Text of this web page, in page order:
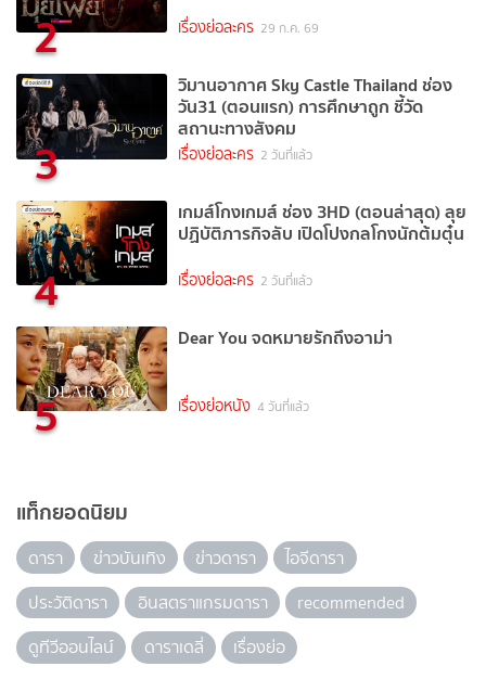
2 เรื่องย่อละคร 29 ก.ค. 69
3
วิมานอากาศ Sky Castle Thailand ช่อง
วัน31 (ตอนแรก) การศึกษาถูก ชี้วัด
สถานะทางสังคม
เรื่องย่อละคร 2 วันที่แล้ว
4
เกมส์โกงเกมส์ ช่อง 3HD (ตอนล่าสุด) ลุย
ปฏิบัติภารกิจลับ เปิดโปงกลโกงนักต้มตุ๋น
เรื่องย่อละคร 2 วันที่แล้ว
5
Dear You จดหมายรักถึงอาม่า
เรื่องย่อหนัง 4 วันที่แล้ว
แท็กยอดนิยม
ดารา ข่าวบันเทิง ข่าวดารา
ไอจีดารา
ประวัติดารา
อินสตราแกรมดารา
recommended
ดูทีวีออนไลน์
ดาราเดลี่ เรื่องย่อ